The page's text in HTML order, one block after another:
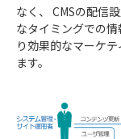
なく、 CMSの配信
なタイミングでの
り効果的なマーケ
ます。